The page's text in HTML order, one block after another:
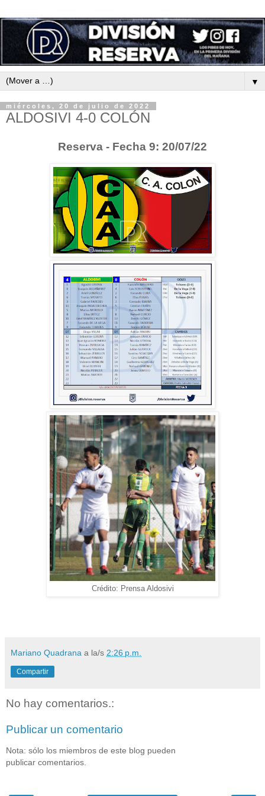
▼
miércoles, 20 de julio de 2022
ALDOSIVI 4-0 COLÓN
Reserva - Fecha 9: 20/07/22
Crédito: Prensa Aldosivi
Mariano Quadrana a la/s 2:26 p.m.
Compartir
No hay comentarios.:
Publicar un comentario
Nota: sólo los miembros de este blog pueden
publicar comentarios.